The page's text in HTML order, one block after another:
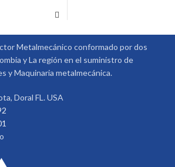
OPCIONALES:
Metalmecánico conformado por dos
y La región en el suministro de
y Maquinaria metalmecánica.
Doral FL. USA